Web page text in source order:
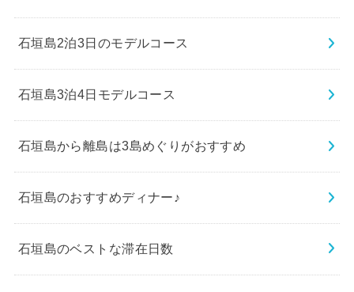
石垣島2泊3日のモデルコース
石垣島3泊4日モデルコース
石垣島から離島は3島めぐりがおすすめ
石垣島のおすすめディナー♪
石垣島のベストな滞在日数